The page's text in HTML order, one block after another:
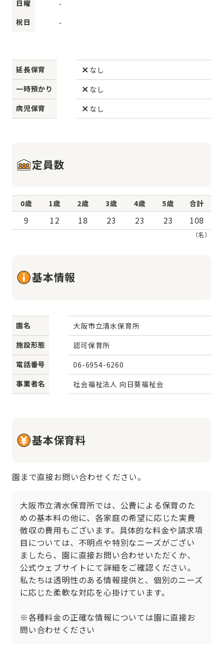
日曜
-
祝日
-
延長保育
なし
一時預かり
なし
病児保育
なし
定員数
0歳 1歳 2歳 3歳 4歳 5歳 合計
9 12 18 23 23 23 108
（名）
基本情報
園名
大阪市立清水保育所
施設形態
認可保育所
電話番号
06-6954-6260
事業者名
社会福祉法人 向日葵福祉会
基本保育料
園まで直接お問い合わせください。
大阪市立清水保育所では、公費による保育のた
めの基本料の他に、各家庭の希望に応じた実費
徴収の費用もございます。具体的な料金や請求項
目については、不明点や特別なニーズがござい
ましたら、園に直接お問い合わせいただくか、
公式ウェブサイトにて詳細をご確認ください。
私たちは透明性のある情報提供と、個別のニーズ
に応じた柔軟な対応を心掛けています。
※各種料金の正確な情報については園に直接お
問い合わせください